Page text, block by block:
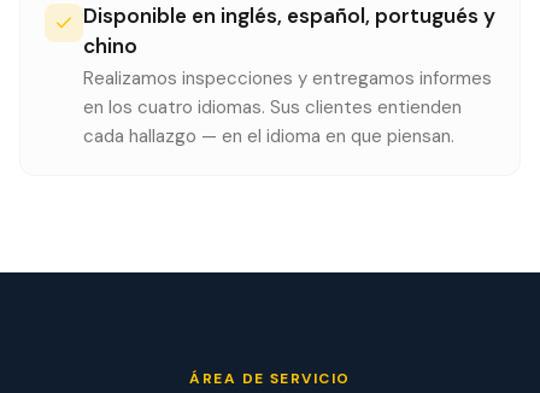
Disponible en inglés, español, portugués y
chino
Realizamos inspecciones y entregamos informes
en los cuatro idiomas. Sus clientes entienden
cada hallazgo — en el idioma en que piensan.
ÁREA DE SERVICIO